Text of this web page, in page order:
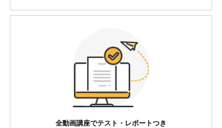
全動画講座でテスト・レポートつき